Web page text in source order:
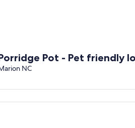
Pot - Pet friendly
arcade game near
NC
Cabin By Linville Falls: Deck &